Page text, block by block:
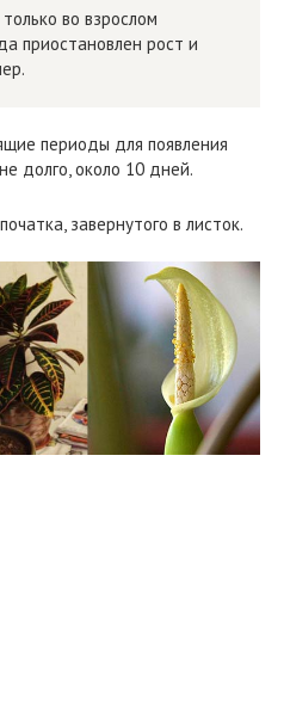
во взрослом
приостановлен рост и
периоды для появления
долго, около 10 дней.
завернутого в листок.